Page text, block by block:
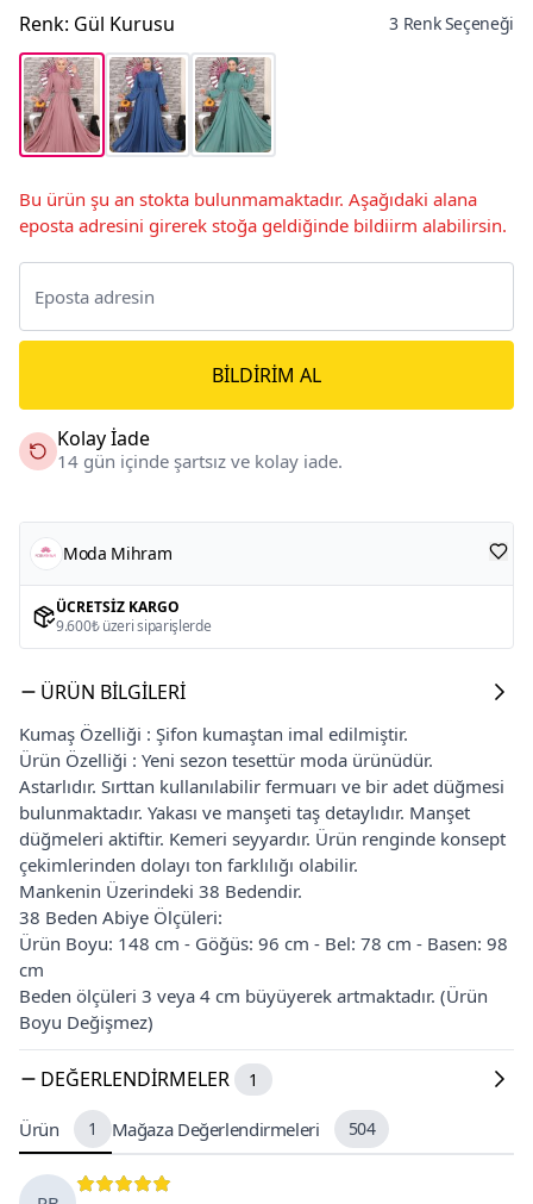
Renk: Gül Kurusu 3 Renk Seçeneği
Bu ürün şu an stokta bulunmamaktadır. Aşağıdaki alana
eposta adresini girerek stoğa geldiğinde bildiirm alabilirsin.
BILDIRIM AL
Kolay İade
14 gün içinde şartsız ve kolay iade.
Moda Mihram
ÜCRETSIZ KARGO
9.600₺ üzeri siparişlerde
ÜRÜN BILGILERI
Kumaş Özelliği : Şifon kumaştan imal edilmiştir.
Ürün Özelliği : Yeni sezon tesettür moda ürünüdür.
Astarlıdır. Sırttan kullanılabilir fermuarı ve bir adet düğmesi
bulunmaktadır. Yakası ve manşeti taş detaylıdır. Manşet
düğmeleri aktiftir. Kemeri seyyardır. Ürün renginde konsept
çekimlerinden dolayı ton farklılığı olabilir.
Mankenin Üzerindeki 38 Bedendir.
38 Beden Abiye Ölçüleri:
Ürün Boyu: 148 cm - Göğüs: 96 cm - Bel: 78 cm - Basen: 98
cm
Beden ölçüleri 3 veya 4 cm büyüyerek artmaktadır. (Ürün
Boyu Değişmez)
DEĞERLENDIRMELER 1
Ürün 1 Mağaza Değerlendirmeleri 504